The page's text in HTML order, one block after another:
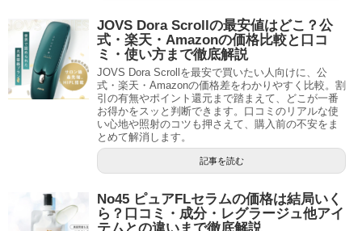
JOVS Dora Scrollの最安値はどこ？公
式・楽天・Amazonの価格比較と口コ
ミ・使い方まで徹底解説
JOVS Dora Scrollを最安で買いたい人向けに、公
式・楽天・Amazonの価格差をわかりやすく比較。割
引の有無やポイント還元まで踏まえて、どこが一番
お得かをスッと判断できます。口コミのリアルな使
い心地や照射のコツも押さえて、購入前の不安をま
とめて解消します。
記事を読む
No45 ピュアFLセラムの価格は結局いく
ら？口コミ・成分・レグラージュ他アイ